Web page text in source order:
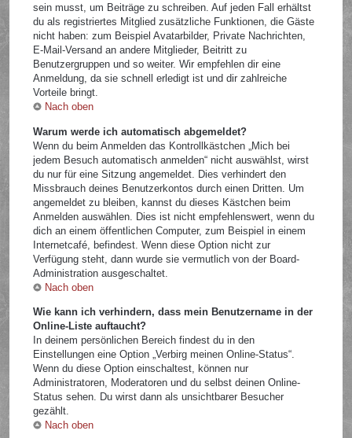
sein musst, um Beiträge zu schreiben. Auf jeden Fall erhältst
du als registriertes Mitglied zusätzliche Funktionen, die Gäste
nicht haben: zum Beispiel Avatarbilder, Private Nachrichten,
E-Mail-Versand an andere Mitglieder, Beitritt zu
Benutzergruppen und so weiter. Wir empfehlen dir eine
Anmeldung, da sie schnell erledigt ist und dir zahlreiche
Vorteile bringt.
Nach oben
Warum werde ich automatisch abgemeldet?
Wenn du beim Anmelden das Kontrollkästchen „Mich bei
jedem Besuch automatisch anmelden“ nicht auswählst, wirst
du nur für eine Sitzung angemeldet. Dies verhindert den
Missbrauch deines Benutzerkontos durch einen Dritten. Um
angemeldet zu bleiben, kannst du dieses Kästchen beim
Anmelden auswählen. Dies ist nicht empfehlenswert, wenn du
dich an einem öffentlichen Computer, zum Beispiel in einem
Internetcafé, befindest. Wenn diese Option nicht zur
Verfügung steht, dann wurde sie vermutlich von der Board-
Administration ausgeschaltet.
Nach oben
Wie kann ich verhindern, dass mein Benutzername in der
Online-Liste auftaucht?
In deinem persönlichen Bereich findest du in den
Einstellungen eine Option „Verbirg meinen Online-Status“.
Wenn du diese Option einschaltest, können nur
Administratoren, Moderatoren und du selbst deinen Online-
Status sehen. Du wirst dann als unsichtbarer Besucher
gezählt.
Nach oben